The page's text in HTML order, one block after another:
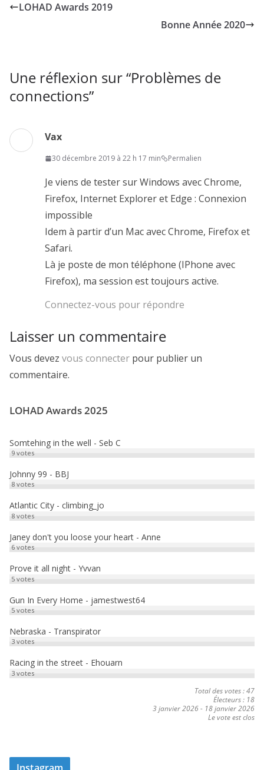
n
g
e
LOHAD Awards 2019
Bonne Année 2020
Une réflexion sur “Problèmes de
connections”
Vax
30 décembre 2019 à 22 h 17 min Permalien
Je viens de tester sur Windows avec Chrome,
Firefox, Internet Explorer et Edge : Connexion
impossible
Idem à partir d’un Mac avec Chrome, Firefox et
Safari.
Là je poste de mon téléphone (IPhone avec
Firefox), ma session est toujours active.
Connectez-vous pour répondre
Laisser un commentaire
Vous devez vous connecter pour publier un
commentaire.
LOHAD Awards 2025
Somtehing in the well - Seb C
9votes
Johnny 99 - BBJ
8votes
Atlantic City - climbing_jo
8votes
Janey don't you loose your heart - Anne
6votes
Prove it all night - Yvvan
5votes
Gun In Every Home - jamestwest64
5votes
Nebraska - Transpirator
3votes
Racing in the street - Ehouarn
3votes
Total des votes : 47
Électeurs : 18
3 janvier 2026- 18 janvier 2026
Le vote est clos